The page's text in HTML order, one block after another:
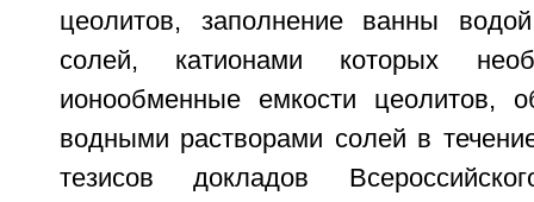
цеолитов, заполнение ванны
солей, катионами которых
ионообменные емкости цеолитов,
водными растворами солей в
тезисов докладов